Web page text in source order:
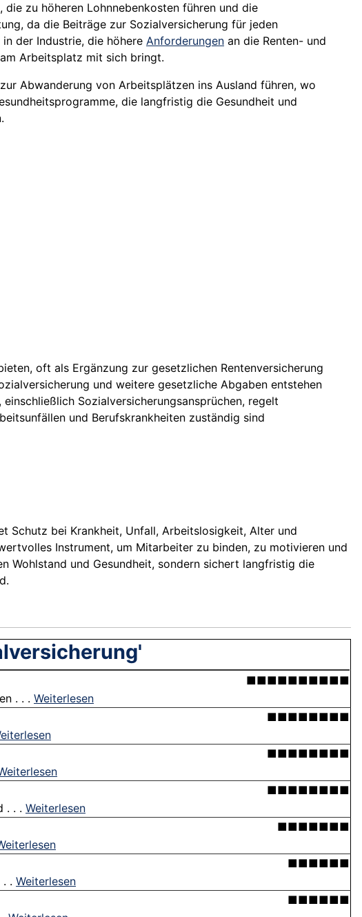
zu höheren Lohnnebenkosten führen und die
da die Beiträge zur Sozialversicherung für jeden
der Industrie, die höhere Anforderungen an die Renten- und
Arbeitsplatz mit sich bringt.
Abwanderung von Arbeitsplätzen ins Ausland führen, wo
die langfristig die Gesundheit und
oft als Ergänzung zur gesetzlichen Rentenversicherung
und weitere gesetzliche Abgaben entstehen
Sozialversicherungsansprüchen, regelt
und Berufskrankheiten zuständig sind
Schutz bei Krankheit, Unfall, Arbeitslosigkeit, Alter und
Instrument, um Mitarbeiter zu binden, zu motivieren und
Wohlstand und Gesundheit, sondern sichert langfristig die
■■■■■■■■■■
. . . Weiterlesen
■■■■■■■■
■■■■■■■■
■■■■■■■■
. . . Weiterlesen
■■■■■■■
■■■■■■
. Weiterlesen
■■■■■■